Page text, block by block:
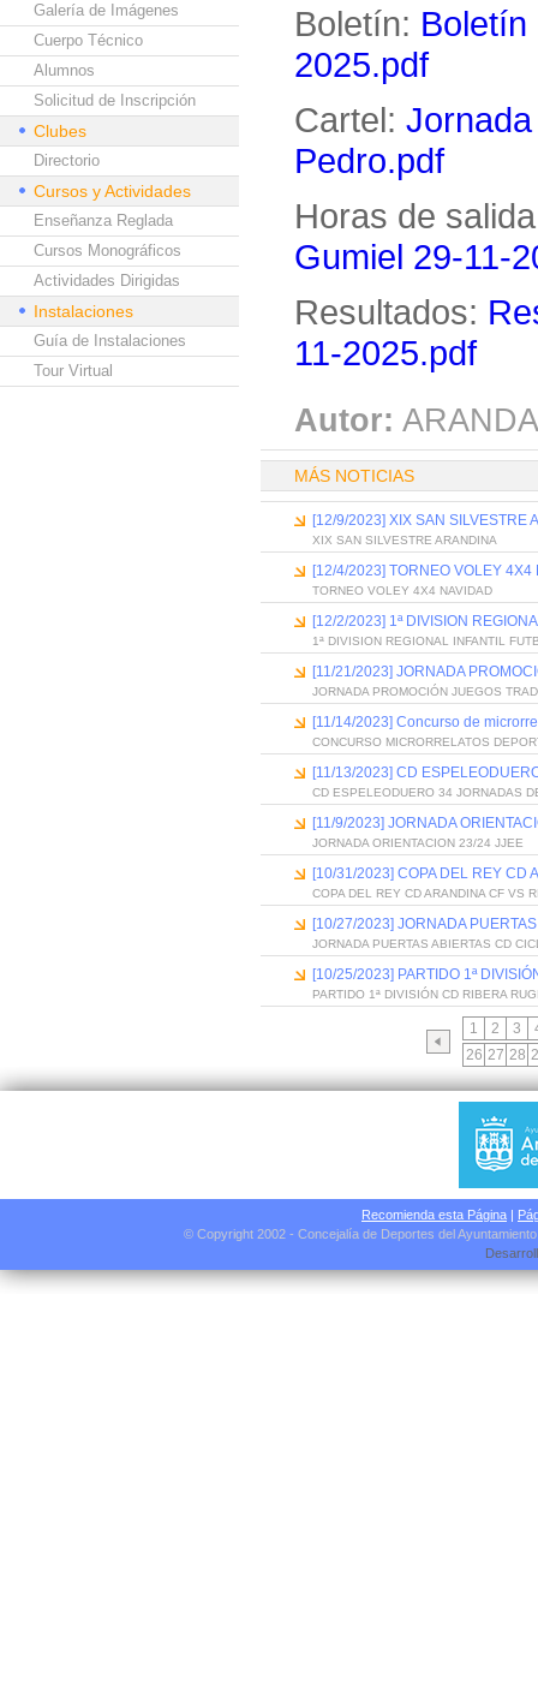
Galería de Imágenes
Cuerpo Técnico
Alumnos
Solicitud de Inscripción
Clubes
Directorio
Cursos y Actividades
Enseñanza Reglada
Cursos Monográficos
Actividades Dirigidas
Instalaciones
Guía de Instalaciones
Tour Virtual
Boletín: Boletín
2025.pdf
Cartel:
Pedro.pdf
Horas de
Gumiel 29-11-
Resultados:
11-2025.pdf
Autor:
MÁS NOTICIAS
[12/9/2023] XIX SAN SILVESTRE
XIX SAN SILVESTRE ARANDINA
[12/4/2023] TORNEO VOLEY 4X4
TORNEO VOLEY 4X4 NAVIDAD
[12/2/2023] 1ª DIVISION
1ª DIVISION REGIONAL INFANTIL
[11/21/2023] JORNADA
JORNADA PROMOCIÓN JUEGOS
[11/14/2023] Concurso de
CONCURSO MICRORRELATOS
[11/13/2023] CD
CD ESPELEODUERO 34 JORNADAS
[11/9/2023] JORNADA
JORNADA ORIENTACION 23/24 JJEE
[10/31/2023] COPA DEL REY CD
COPA DEL REY CD ARANDINA CF VS
[10/27/2023] JORNADA
JORNADA PUERTAS ABIERTAS CD
[10/25/2023] PARTIDO 1ª
PARTIDO 1ª DIVISIÓN CD RIBERA
1 2 3
26 27 28
Recomienda esta Página |
© Copyright 2002 - Concejalía de Deportes del